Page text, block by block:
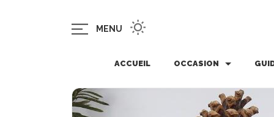
MENU
ACCUEIL OCCASION